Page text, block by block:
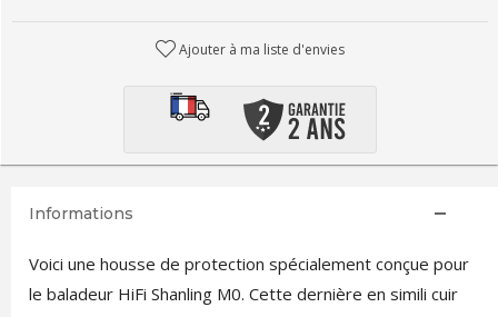
Ajouter à ma liste d'envies
Informations
Voici une housse de protection spécialement conçue pour
le baladeur HiFi Shanling M0. Cette dernière en simili cuir